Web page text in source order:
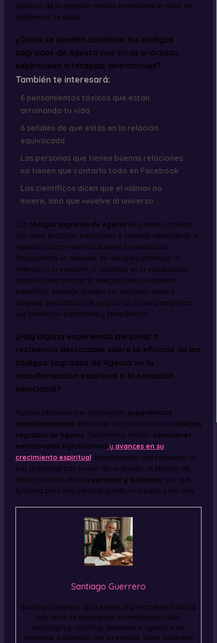
sustituto de la atención médica profesional en caso de
problemas de salud.
¿Cómo se pueden combinar los códigos
sagrados de Agesta con otras prácticas
espirituales o terapias alternativas?
También te interesará:
6 pensamientos tóxicos que están
arruinando tu vida
6 señales de que estás en la relación
equivocada
Las personas que tienen buenas relaciones
no tienen que contarlo todo en Facebook
Los científicos dicen que el «alma» no
muere, sino que «vuelve al universo
Los códigos sagrados de Agesta se pueden combinar
con otras prácticas espirituales o terapias alternativas al
repetirlos como mantras durante la meditación,
incorporarlos en sesiones de reiki para potenciar la
intención y la sanación, o utilizarlos en la visualización
creativa para enfocar la energía hacia un objetivo
específico. Además, pueden ser recitados antes o
después de prácticas de yoga o tai chi para amplificar
sus beneficios espirituales y terapéuticos.
¿Hay alguna experiencia personal o
testimonio destacable sobre la eficacia de los
códigos sagrados de Agesta en la
transformación espiritual o la sanación
emocional?
Muchas personas han compartido experiencias
transformadorasatribuidas a la práctica de los códigos
sagrados de Agesta. Testimonios relatan sanaciones
emocionales significativasy avances en su
crecimiento espiritual, mencionando una sensación de
paz y claridad tras su uso. Sin embargo, la eficacia de
estas prácticas es muy personal y subjetiva, y lo que
funciona para una persona puede no hacerlo para otra.
Santiago Guerrero
Santiago Guerrero, guía espiritual y terapeuta holística
con años de experiencia en meditación, reiki,
astrología y coaching, dedicada a ayudar a las
personas a conectar con su esencia, sanar bloqueos